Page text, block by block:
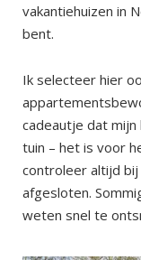
vakantiehuizen in
bent.
Ik selecteer hier
cadeautje dat mijn
tuin – het is voor
controleer altijd
afgesloten.
weten snel te